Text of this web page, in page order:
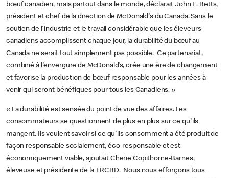
bœuf canadien, mais partout dans le monde, déclarait John E. Betts,
président et chef de la direction de McDonald's du Canada. Sans le
soutien de l'industrie et le travail considérable que les éleveurs
canadiens accomplissent chaque jour, la durabilité du bœuf au
Canada ne serait tout simplement pas possible. Ce partenariat,
combiné à l'envergure de McDonald’s, crée une ère de changement
et favorise la production de bœuf responsable pour les années à
venir qui seront bénéfiques pour tous les Canadiens. »
« La durabilité est sensée du point de vue des affaires. Les
consommateurs se questionnent de plus en plus sur ce qu'ils
mangent. Ils veulent savoir si ce qu'ils consomment a été produit de
façon responsable socialement, éco-responsable et est
économiquement viable, ajoutait Cherie Copithorne-Barnes,
éleveuse et présidente de la TRCBD. Nous nous efforçons tous